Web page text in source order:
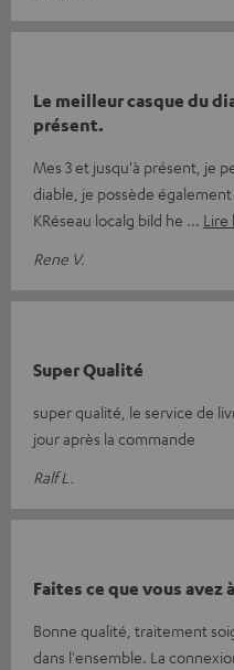
Le meilleur casque du
présent.
Mes 3 et jusqu'à présent, je
diable, je possède
KRéseau localg bild he
Lire
Rene V.
Super Qualité
super qualité, le service de
jour après la commande
Ralf L.
Faites ce que vous avez
Bonne qualité, traitement
dans l'ensemble. La